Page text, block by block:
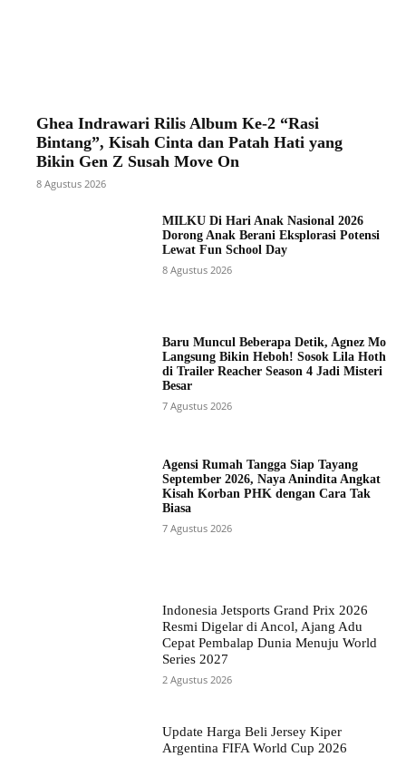
Ghea Indrawari Rilis Album Ke-2 “Rasi
Bintang”, Kisah Cinta dan Patah Hati yang
Bikin Gen Z Susah Move On
8 Agustus 2026
MILKU Di Hari Anak Nasional 2026
Dorong Anak Berani Eksplorasi Potensi
Lewat Fun School Day
8 Agustus 2026
Baru Muncul Beberapa Detik, Agnez Mo
Langsung Bikin Heboh! Sosok Lila Hoth
di Trailer Reacher Season 4 Jadi Misteri
Besar
7 Agustus 2026
Agensi Rumah Tangga Siap Tayang
September 2026, Naya Anindita Angkat
Kisah Korban PHK dengan Cara Tak
Biasa
7 Agustus 2026
Indonesia Jetsports Grand Prix 2026
Resmi Digelar di Ancol, Ajang Adu
Cepat Pembalap Dunia Menuju World
Series 2027
2 Agustus 2026
Update Harga Beli Jersey Kiper
Argentina FIFA World Cup 2026